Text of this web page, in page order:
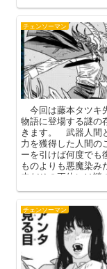
チェンソーマン
今回は藤本タツキ
物語に登場する謎の
きます。 武器人間
力を獲得した人間
ーを引けば何度でも
ものよりも悪魔染
未だその正体には
チェンソーマン